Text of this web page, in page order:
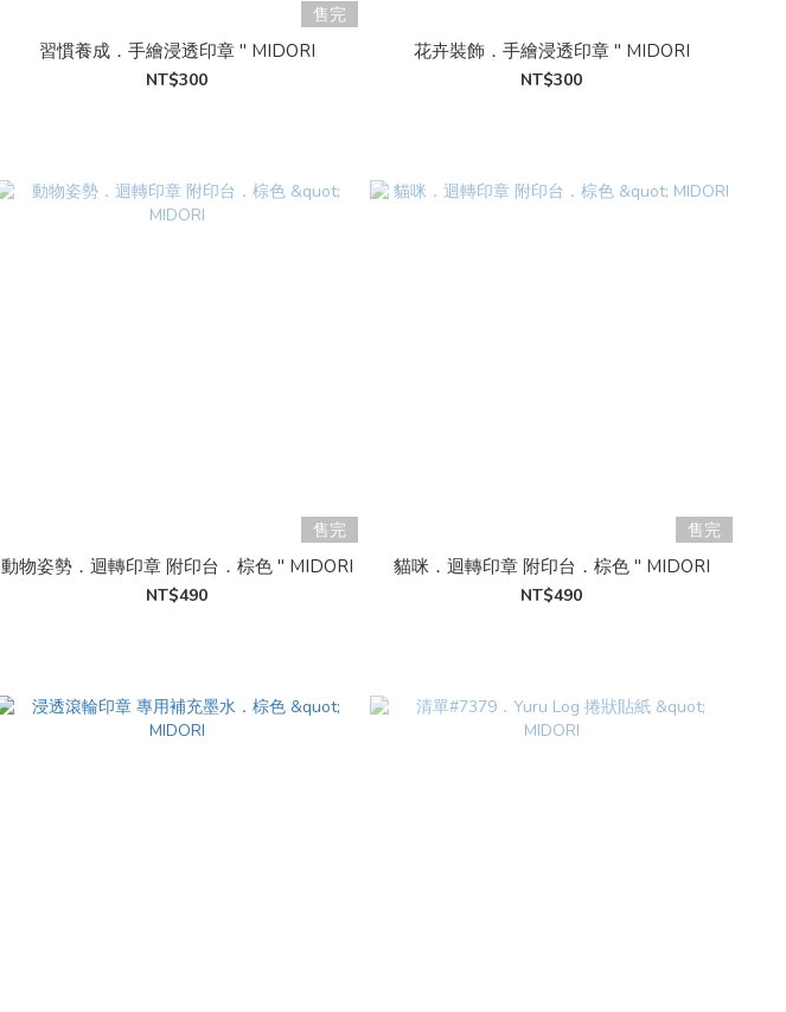
售完
習慣養成．手繪浸透印章 " MIDORI
NT$300
花卉裝飾．手繪浸透印章 " MIDORI
NT$300
售完
動物姿勢．迴轉印章 附印台．棕色 " MIDORI
NT$490
售完
貓咪．迴轉印章 附印台．棕色 " MIDORI
NT$490